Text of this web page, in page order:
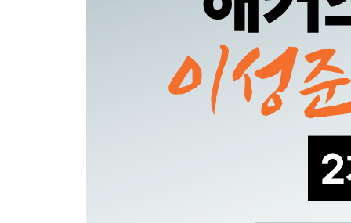
문제 22 토지 원가방식(개발법, 건물신축개발)
문제 23 구분소유권 원가방식(원가법)
문제 24 순수익 산정 수익방식(직접법)
문제 25 순수익 산정 수익방식(간접법)